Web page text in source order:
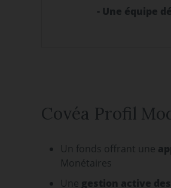
- Une équipe
Covéa Profil
Un fonds offrant une
Monétaires
Une gestion active